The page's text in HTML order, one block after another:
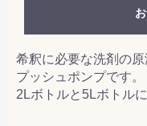
希釈に必要な洗剤の
プッシュポンプです。
2Lボトルと5Lボトル